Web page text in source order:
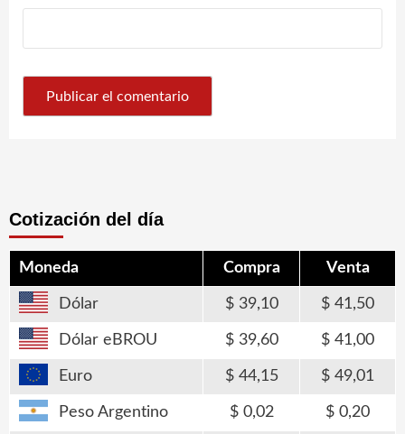
Cotización del día
Moneda Compra Venta
Dólar 39,10 41,50
Dólar eBROU 39,60 41,00
Euro 44,15 49,01
Peso Argentino 0,02 0,20